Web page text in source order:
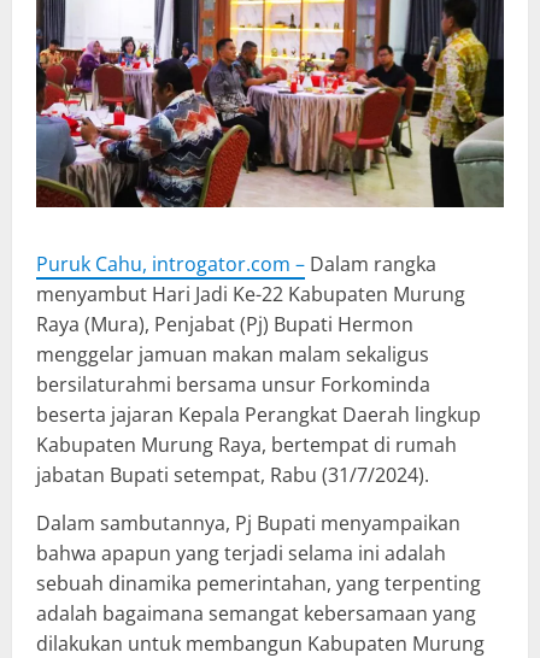
Puruk Cahu, introgator.com – Dalam rangka
menyambut Hari Jadi Ke-22 Kabupaten Murung
Raya (Mura), Penjabat (Pj) Bupati Hermon
menggelar jamuan makan malam sekaligus
bersilaturahmi bersama unsur Forkominda
beserta jajaran Kepala Perangkat Daerah lingkup
Kabupaten Murung Raya, bertempat di rumah
jabatan Bupati setempat, Rabu (31/7/2024).
Dalam sambutannya, Pj Bupati menyampaikan
bahwa apapun yang terjadi selama ini adalah
sebuah dinamika pemerintahan, yang terpenting
adalah bagaimana semangat kebersamaan yang
dilakukan untuk membangun Kabupaten Murung